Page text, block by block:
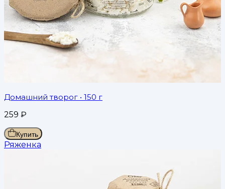
Домашний творог • 150 г
259 ₽
Купить
Ряженка